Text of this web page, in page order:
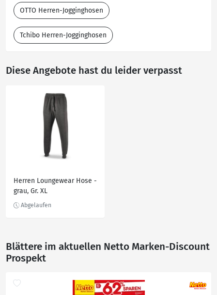
OTTO Herren-Jogginghosen
Tchibo Herren-Jogginghosen
Diese Angebote hast du leider verpasst
Herren Loungewear Hose -
grau, Gr. XL
Blättere im aktuellen Netto Marken-Discount
Prospekt